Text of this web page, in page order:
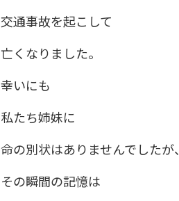
交通事故を起こして
亡くなりました。
幸いにも
私たち姉妹に
命の別状はありませんでしたが、
その瞬間の記憶は